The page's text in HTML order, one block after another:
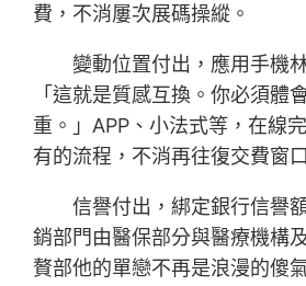
費，不消屢次展碼操縱。
變動位置付出，應用手機
「這就是質感互換。你必須體
重。」APP、小法式等，在線
有的流程，不消再往復交費窗
信譽付出，綁定銀行信譽
銷部門由醫保部分與醫療機構
贅部他的單戀不再是浪漫的傻